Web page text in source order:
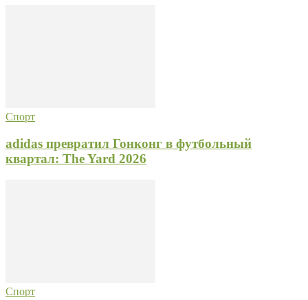
Спорт
adidas превратил Гонконг в футбольный
квартал: The Yard 2026
Спорт